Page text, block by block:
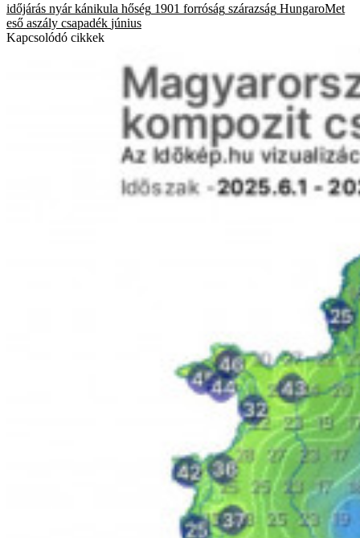
időjárás nyár kánikula hőség 1901 forróság szárazság HungaroMet
eső aszály csapadék június
Kapcsolódó cikkek